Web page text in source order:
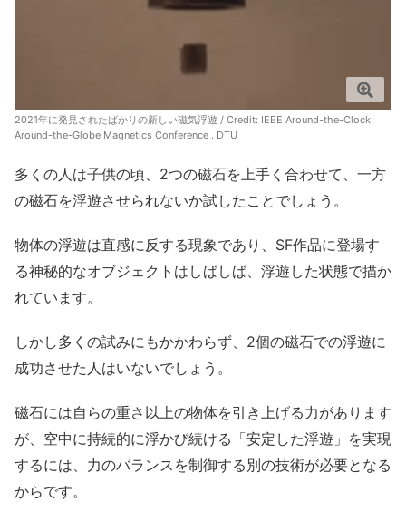
2021年に発見されたばかりの新しい磁気浮遊 / Credit: IEEE Around-the-Clock
Around-the-Globe Magnetics Conference . DTU
多くの人は子供の頃、2つの磁石を上手く合わせて、一方
の磁石を浮遊させられないか試したことでしょう。
物体の浮遊は直感に反する現象であり、SF作品に登場す
る神秘的なオブジェクトはしばしば、浮遊した状態で描か
れています。
しかし多くの試みにもかかわらず、2個の磁石での浮遊に
成功させた人はいないでしょう。
磁石には自らの重さ以上の物体を引き上げる力があります
が、空中に持続的に浮かび続ける「安定した浮遊」を実現
するには、力のバランスを制御する別の技術が必要となる
からです。